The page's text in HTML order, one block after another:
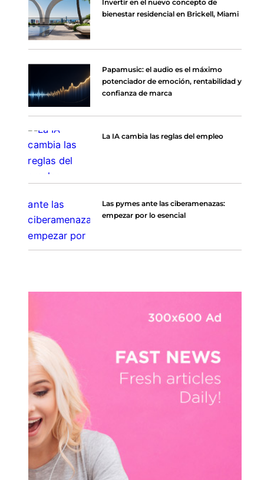
Invertir en el nuevo concepto de
bienestar residencial en Brickell, Miami
Papamusic: el audio es el máximo
potenciador de emoción, rentabilidad y
confianza de marca
La IA cambia las reglas del empleo
Las pymes ante las ciberamenazas:
empezar por lo esencial